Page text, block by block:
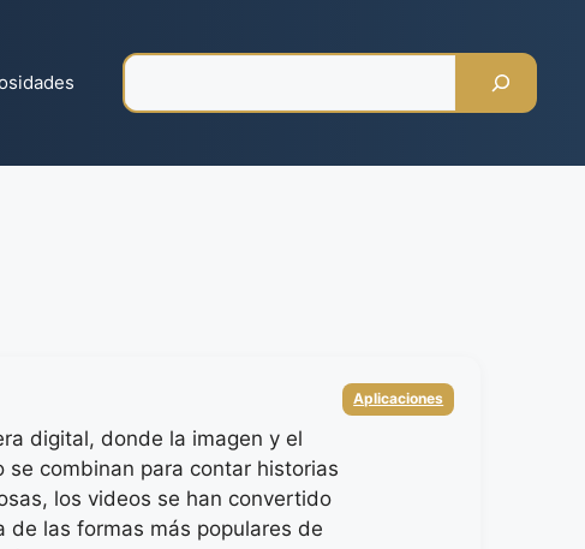
digital, donde la imagen y el
se combinan para contar historias
los videos se han convertido
de las formas más populares de
Categorias
Aplicaciones